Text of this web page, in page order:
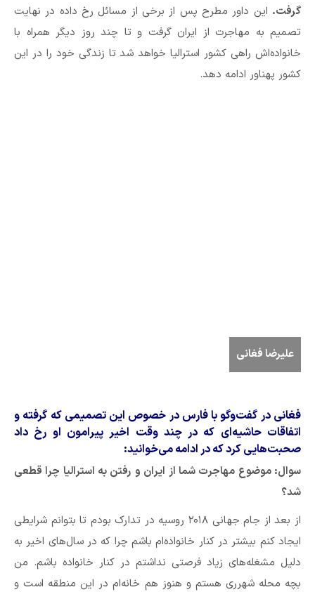
گرفت. این داور مطرح پس از برخی از مسائل رخ داده در نهایت
تصمیم به مهاجرت از ایران گرفت و تا چند روز دیگر همراه با
خانواده‌اش راهی کشور استرالیا خواهد شد تا زندگی خود را در این
کشور پهناور ادامه دهد.
علیرضا فغانی
فغانی در گفت‌وگو با فارس در خصوص این تصمیمی که گرفته و
اتفاقات حاشیه‌ای که در چند وقت اخیر پیرامون او رخ داد
صحبت‌هایی کرد که در ادامه می‌خوانید:
سوال:‌ موضوع مهاجرت شما از ایران و رفتن به استرالیا چرا قطعی
شد؟
از بعد از جام جهانی ۲۰۱۸ روسیه در تدارک بودم تا بتوانم شرایطی
ایجاد کنم بیشتر در کنار خانواده‌ام باشم چرا که در سال‌های اخیر به
دلیل مشغله‌های زیاد فرصتی نداشتم در کنار خانواده باشم. من
بچه‌ محله شهرری هستم و هنوز هم خانه‌ام در این منطقه است و